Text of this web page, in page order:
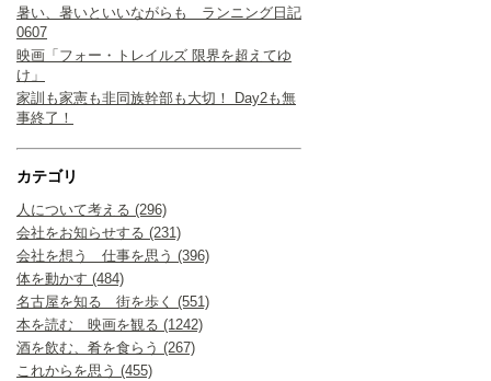
暑い、暑いといいながらも ランニング日記
0607
映画「フォー・トレイルズ 限界を超えてゆ
け」
家訓も家憲も非同族幹部も大切！ Day2も無
事終了！
カテゴリ
人について考える (296)
会社をお知らせする (231)
会社を想う 仕事を思う (396)
体を動かす (484)
名古屋を知る 街を歩く (551)
本を読む 映画を観る (1242)
酒を飲む、肴を食らう (267)
これからを思う (455)